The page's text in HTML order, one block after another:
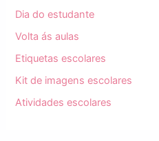
Dia do estudante
Volta ás aulas
Etiquetas escolares
Kit de imagens escolares
Atividades escolares